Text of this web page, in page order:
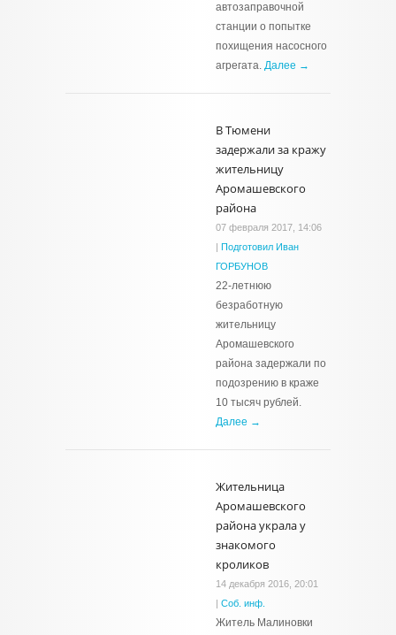
автозаправочной
станции о попытке
похищения насосного
агрегата. Далее →
В Тюмени
задержали за кражу
жительницу
Аромашевского
района
07 февраля 2017, 14:06
| Подготовил Иван
ГОРБУНОВ
22-летнюю
безработную
жительницу
Аромашевского
района задержали по
подозрению в краже
10 тысяч рублей.
Далее →
Жительница
Аромашевского
района украла у
знакомого
кроликов
14 декабря 2016, 20:01
| Соб. инф.
Житель Малиновки